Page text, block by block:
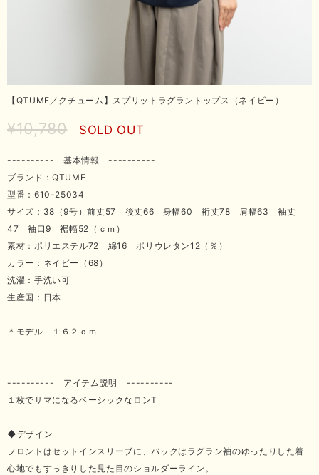
【QTUME／クチューム】スプリットラグラントップス（ネイビー）
¥10,780 SOLD OUT
---------- 基本情報 ----------
ブランド：QTUME
型番：610-25034
サイズ：38（9号）前丈57 後丈66 身幅60 裄丈78 肩幅63 袖丈
47 袖口9 裾幅52（ｃｍ）
素材：ポリエステル72 綿16 ポリウレタン12（％）
カラー：ネイビー（68）
洗濯：手洗い可
生産国：日本
＊モデル １６２ｃｍ
---------- アイテム説明 ----------
１枚でサマになるベーシックなロンT
◆デザイン
フロントはセットインスリーブに、バックはラグラン袖のゆったりした着
心地でもすっきりした見た目のショルダーライン。